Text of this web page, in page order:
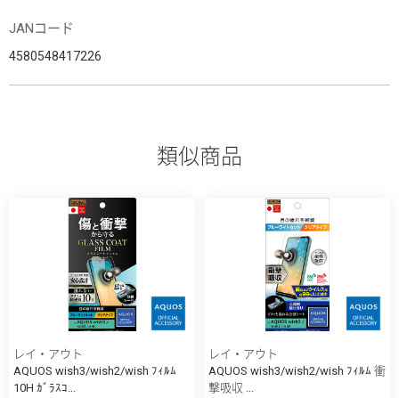
JANコード
4580548417226
類似商品
レイ・アウト
AQUOS wish3/wish2/wish ﾌｨﾙﾑ
10H ｶﾞﾗｽｺ...
レイ・アウト
AQUOS wish3/wish2/wish ﾌｨﾙﾑ 衝
撃吸収 ...